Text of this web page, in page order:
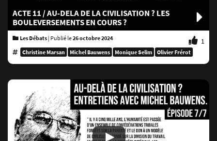
ACTE 11 / AU-DELA DE LA CIVILISATION ? LES
BOULEVERSEMENTS EN COURS ?
Les Débats | Publié le26 octobre 2024 1
Christine Marsan Michel Bauwens Monique Selim Olivier Frérot